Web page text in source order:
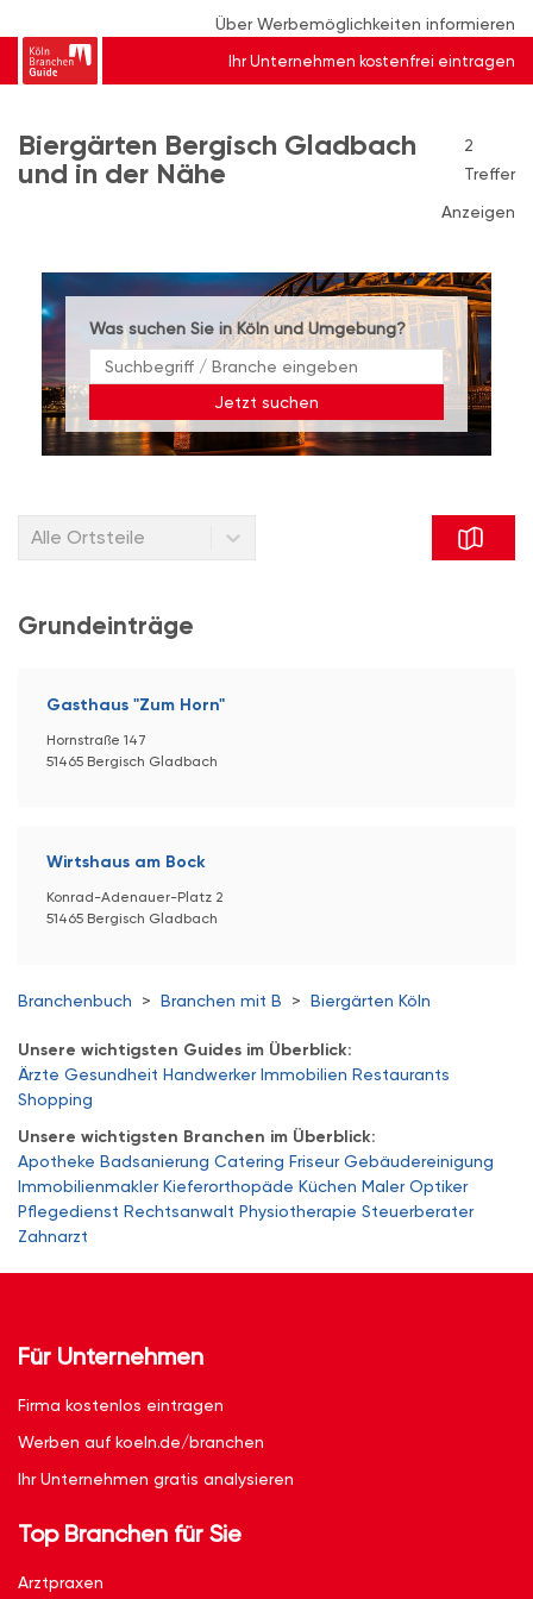
Über Werbemöglichkeiten informieren
Ihr Unternehmen kostenfrei eintragen
Biergärten Bergisch Gladbach
und in der Nähe
2
Treffer
Anzeigen
Was suchen Sie in Köln und Umgebung?
Jetzt suchen
Alle Ortsteile
Grundeinträge
Gasthaus "Zum Horn"
Hornstraße 147
51465 Bergisch Gladbach
Wirtshaus am Bock
Konrad-Adenauer-Platz 2
51465 Bergisch Gladbach
Branchenbuch > Branchen mit B > Biergärten Köln
Unsere wichtigsten Guides im Überblick:
Ärzte Gesundheit Handwerker Immobilien Restaurants
Shopping
Unsere wichtigsten Branchen im Überblick:
Apotheke Badsanierung Catering Friseur Gebäudereinigung
Immobilienmakler Kieferorthopäde Küchen Maler Optiker
Pflegedienst Rechtsanwalt Physiotherapie Steuerberater
Zahnarzt
Für Unternehmen
Firma kostenlos eintragen
Werben auf koeln.de/branchen
Ihr Unternehmen gratis analysieren
Top Branchen für Sie
Arztpraxen